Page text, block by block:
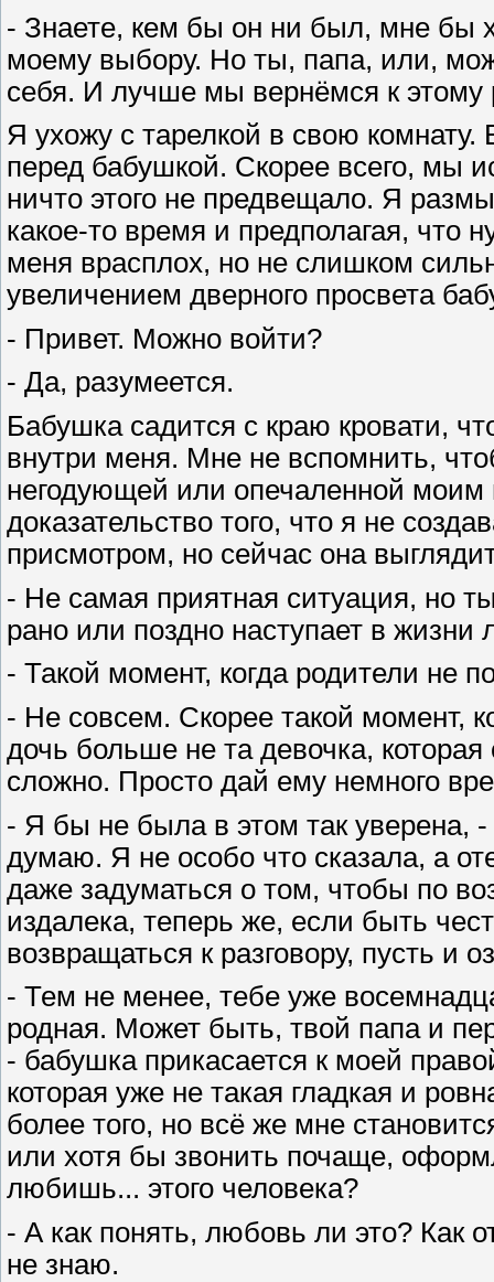
- Знаете, кем бы он ни был, мне бы
моему выбору. Но ты, папа, или,
себя. И лучше мы вернёмся к этому
Я ухожу с тарелкой в свою
перед бабушкой. Скорее всего, мы
ничто этого не предвещало. Я
какое-то время и предполагая, что
меня врасплох, но не слишком
увеличением дверного просвета
- Привет. Можно войти?
- Да, разумеется.
Бабушка садится с краю кровати,
внутри меня. Мне не вспомнить,
негодующей или опечаленной
доказательство того, что я не
присмотром, но сейчас она
- Не самая приятная ситуация, но
рано или поздно наступает в
- Такой момент, когда родители не
- Не совсем. Скорее такой момент,
дочь больше не та девочка,
сложно. Просто дай ему немного
- Я бы не была в этом так уверена,
думаю. Я не особо что сказала, а
даже задуматься о том, чтобы по
издалека, теперь же, если быть
возвращаться к разговору, пусть и
- Тем не менее, тебе уже
родная. Может быть, твой папа и
- бабушка прикасается к моей
которая уже не такая гладкая и
более того, но всё же мне
или хотя бы звонить почаще,
любишь... этого человека?
- А как понять, любовь ли это? Как
не знаю.